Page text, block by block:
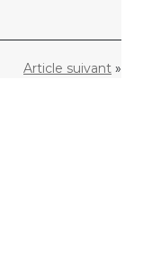
Article suivant »